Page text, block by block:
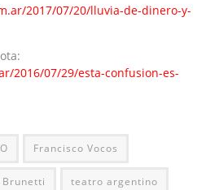
2017/07/20/lluvia-de-dinero-y-
2016/07/29/esta-confusion-es-
Francisco Vocos
teatro argentino